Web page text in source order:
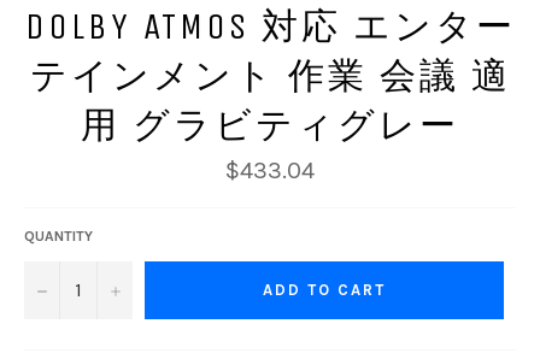
DOLBY ATMOS 対応 エンター
テインメント 作業 会議 適
用 グラビティグレー
Regular
price
$433.04
QUANTITY
− + ADD TO CART